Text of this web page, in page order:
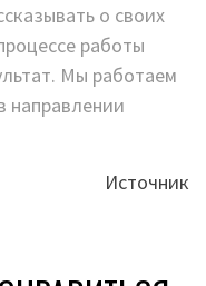
о своих
работы
Мы работаем
направлении
Источник